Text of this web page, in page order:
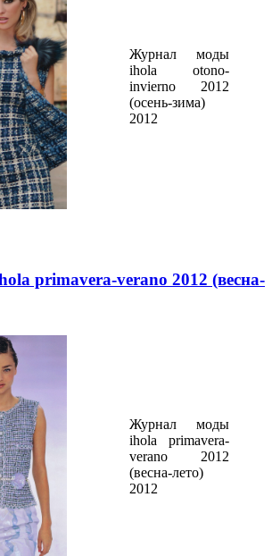
Журнал моды
ihola otono-
invierno 2012
(осень-зима)
2012
primavera-verano 2012 (весна-
Журнал моды
ihola primavera-
verano 2012
(весна-лето)
2012